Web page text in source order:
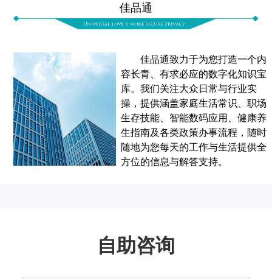
多少 项
佳品通
佳品通致力于为您打造一个内
容长青、有求必应的数字化知识宝
库。我们关注大众日常与行业实
操，提供涵盖家庭生活常识、职场
生存技能、智能数码应用、健康养
生指南及各类政策办事流程，随时
随地为您每天的工作与生活提供全
方位的信息与解答支持。
自助咨询